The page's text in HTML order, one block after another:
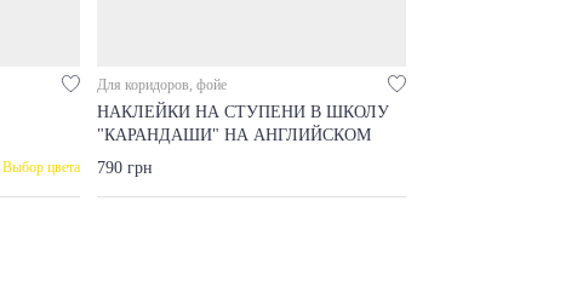
Выбор цвета
Для коридоров, фойе
НАКЛЕЙКИ НА СТУПЕНИ В ШКОЛУ
"КАРАНДАШИ" НА АНГЛИЙСКОМ
790 грн